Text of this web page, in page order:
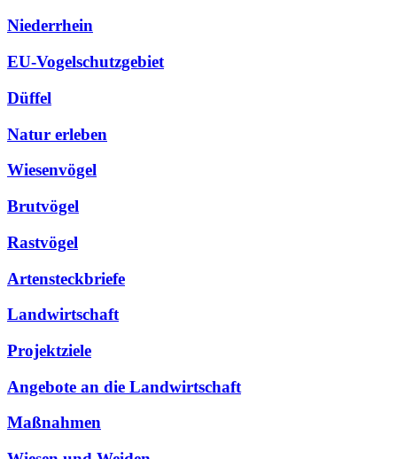
Niederrhein
EU-Vogelschutzgebiet
Düffel
Natur erleben
Wiesenvögel
Brutvögel
Rastvögel
Artensteckbriefe
Landwirtschaft
Projektziele
Angebote an die Landwirtschaft
Maßnahmen